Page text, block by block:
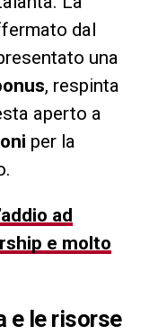
dal
una
, respinta
aperto a
per la
ad
e molto
e le risorse